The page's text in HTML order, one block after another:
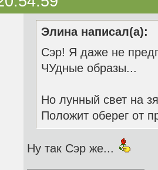
Элина написал(а):
Сэр! Я даже не
ЧУдные образы...
Но лунный свет на
Положит оберег от
Ну так Сэр же...